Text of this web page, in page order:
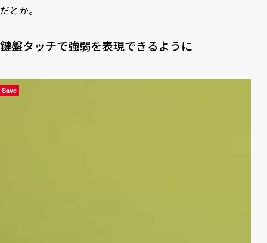
だとか。
鍵盤タッチで強弱を表現できるように
Save